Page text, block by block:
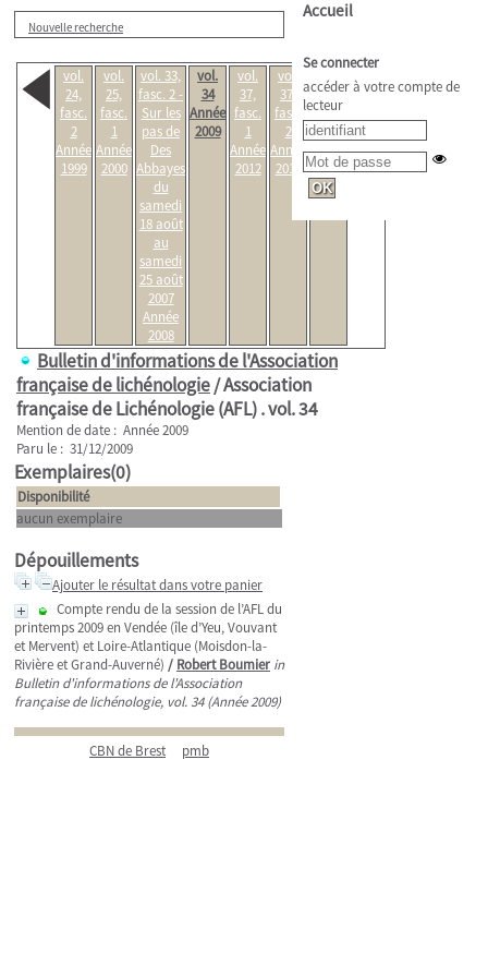
Nouvelle recherche
vol.
24,
fasc.
2
Année
1999
vol.
25,
fasc.
1
Année
2000
vol. 33,
fasc. 2 -
Sur les
pas de
Des
Abbayes
du
samedi
18 août
au
samedi
25 août
2007
Année
2008
vol.
34
Année
2009
vol.
37,
fasc.
1
Année
2012
vol.
37,
fasc.
2
Année
2012
vol.
38,
fasc.
1
Année
2013
Bulletin d'informations de l'Association
française de lichénologie/ Association
française de Lichénologie (AFL) .vol. 34
Mention de date : Année 2009
Paru le : 31/12/2009
Exemplaires(0)
Disponibilité
aucun exemplaire
Dépouillements
Ajouter le résultat dans votre panier
Compte rendu de la session de l’AFL du
printemps 2009 en Vendée (île d’Yeu, Vouvant
et Mervent) et Loire-Atlantique (Moisdon-la-
Rivière et Grand-Auverné) / Robert Boumier in
Bulletin d'informations de l'Association
française de lichénologie, vol. 34 (Année 2009)
CBN de Brest pmb
Accueil
Se connecter
accéder à votre compte de
lecteur